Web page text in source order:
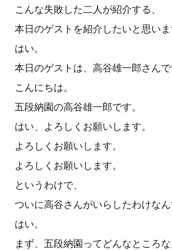
こんな失敗した二人が紹介する、
本日のゲストを紹介したいと思いま
はい。
本日のゲストは、高谷雄一郎さんで
こんにちは。
五段納園の高谷雄一郎です。
はい、よろしくお願いします。
よろしくお願いします。
よろしくお願いします。
というわけで、
ついに高谷さんがいらしたわけなん
はい。
まず、五段納園ってどんなところ